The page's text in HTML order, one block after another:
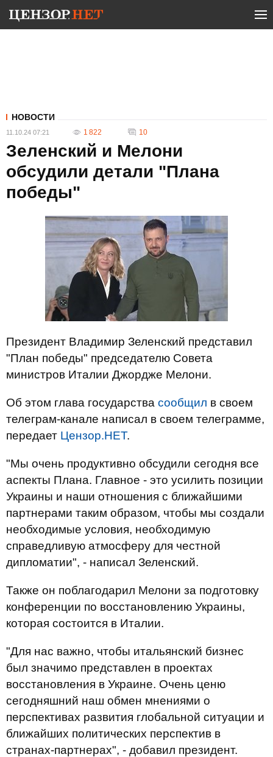
НОВОСТИ
11.10.24 07:21 1 822 10
Зеленский и Мелони
обсудили детали "Плана
победы"
Президент Владимир Зеленский представил
"План победы" председателю Совета
министров Италии Джордже Мелони.
Об этом глава государства сообщил в своем
телеграм-канале написал в своем телеграмме,
передает Цензор.НЕТ.
"Мы очень продуктивно обсудили сегодня все
аспекты Плана. Главное - это усилить позиции
Украины и наши отношения с ближайшими
партнерами таким образом, чтобы мы создали
необходимые условия, необходимую
справедливую атмосферу для честной
дипломатии", - написал Зеленский.
Также он поблагодарил Мелони за подготовку
конференции по восстановлению Украины,
которая состоится в Италии.
"Для нас важно, чтобы итальянский бизнес
был значимо представлен в проектах
восстановления в Украине. Очень ценю
сегодняшний наш обмен мнениями о
перспективах развития глобальной ситуации и
ближайших политических перспектив в
странах-партнерах", - добавил президент.